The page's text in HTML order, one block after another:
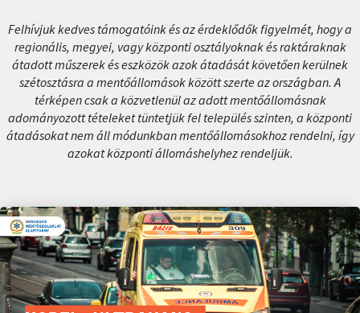
Felhívjuk kedves támogatóink és az érdeklődők figyelmét, hogy a
regionális, megyei, vagy központi osztályoknak és raktáraknak
átadott műszerek és eszközök azok átadását követően kerülnek
szétosztásra a mentőállomások között szerte az országban. A
térképen csak a közvetlenül az adott mentőállomásnak
adományozott tételeket tüntetjük fel település szinten, a központi
átadásokat nem áll módunkban mentőállomásokhoz rendelni, így
azokat központi állomáshelyhez rendeljük.